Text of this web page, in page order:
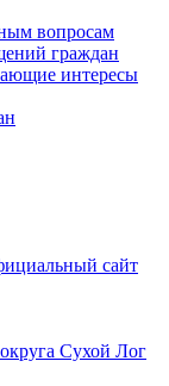
вопросам
граждан
интересы
сайт
Сухой Лог